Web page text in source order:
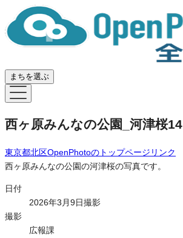
まちを選ぶ
西ヶ原みんなの公園_河津桜14
東京都北区OpenPhotoのトップページリンク
西ヶ原みんなの公園の河津桜の写真です。
日付
2026年3月9日撮影
撮影
広報課